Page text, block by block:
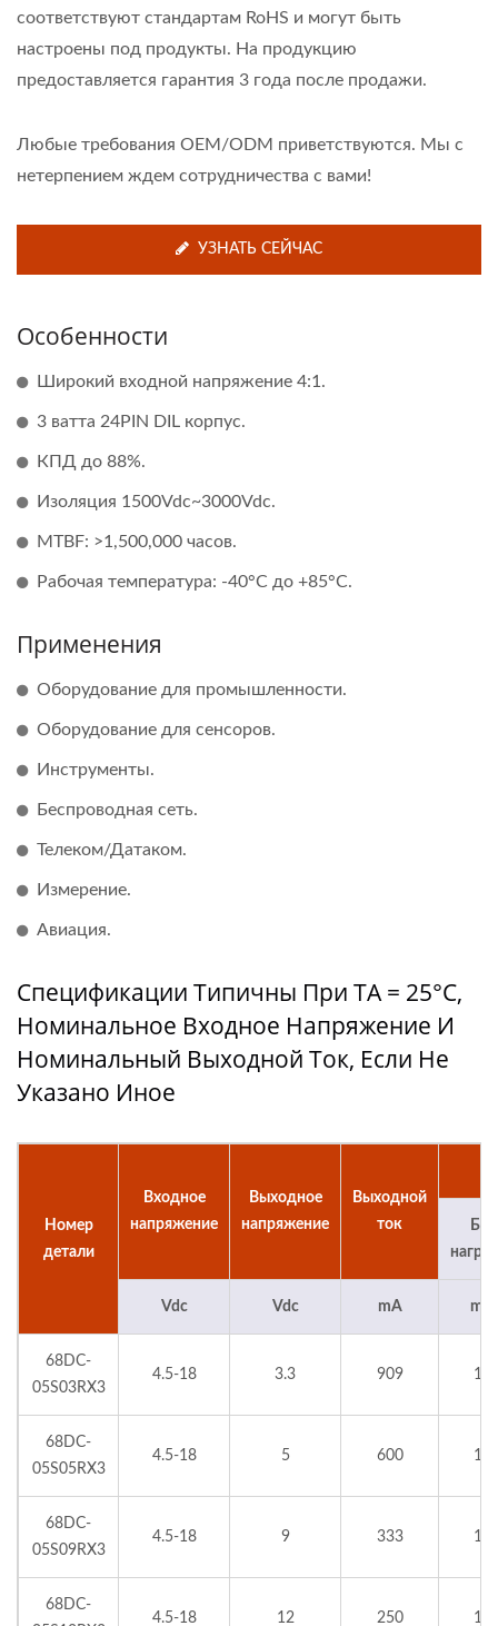
соответствуют стандартам RoHS и могут быть
настроены под продукты. На продукцию
предоставляется гарантия 3 года после продажи.
Любые требования OEM/ODM приветствуются. Мы с
нетерпением ждем сотрудничества с вами!
УЗНАТЬ СЕЙЧАС
Особенности
Широкий входной напряжение 4:1.
3 ватта 24PIN DIL корпус.
КПД до 88%.
Изоляция 1500Vdc~3000Vdc.
MTBF: >1,500,000 часов.
Рабочая температура: -40°C до +85°C.
Применения
Оборудование для промышленности.
Оборудование для сенсоров.
Инструменты.
Беспроводная сеть.
Телеком/Датаком.
Измерение.
Авиация.
Спецификации Типичны При TA = 25°C,
Номинальное Входное Напряжение И
Номинальный Выходной Ток, Если Не
Указано Иное
Номер
детали
Входное
напряжение
Выходное
напряжение
Выходной
ток
Без
Vdc Vdc mA mA
68DC-
05S03RX3
4.5-18 3.3 909 10
68DC-
05S05RX3
4.5-18 5 600 10
68DC-
05S09RX3
4.5-18 9 333 10
68DC-
4.5-18 12 250 10